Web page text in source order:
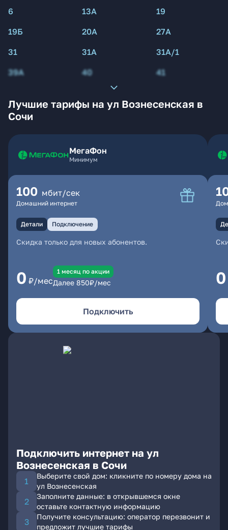
6
13А
19
19Б
20А
27А
31
31А
31А/1
39А
40 41
Лучшие тарифы на ул Вознесенская в
Сочи
МегаФон
Минимум
100 мбит/сек
Домашний интернет
Детали Подключение
Скидка только для новых абонентов.
0 ₽/мес
1 месяц по акции
Далее 850₽/мес
Подключить
0
Подключить интернет на ул
Вознесенская в Сочи
Выберите свой дом: кликните по номеру дома на
ул Вознесенская
Заполните данные: в открывшемся окне
оставьте контактную информацию
Получите консультацию: оператор перезвонит и
предложит лучшие тарифы